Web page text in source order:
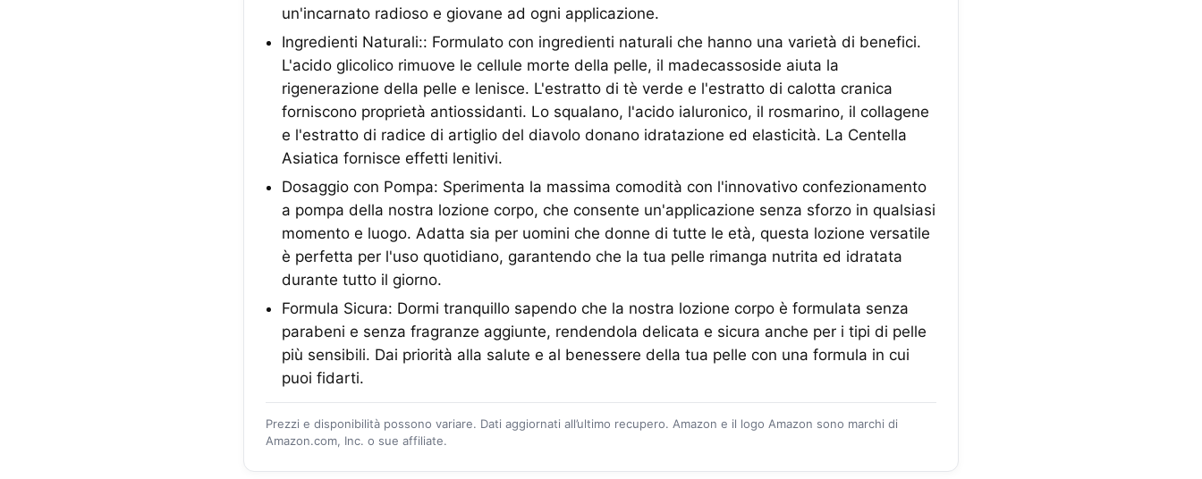
un'incarnato radioso e giovane ad ogni applicazione.
Ingredienti Naturali:: Formulato con ingredienti naturali che hanno una varietà di benefici.
L'acido glicolico rimuove le cellule morte della pelle, il madecassoside aiuta la
rigenerazione della pelle e lenisce. L'estratto di tè verde e l'estratto di calotta cranica
forniscono proprietà antiossidanti. Lo squalano, l'acido ialuronico, il rosmarino, il collagene
e l'estratto di radice di artiglio del diavolo donano idratazione ed elasticità. La Centella
Asiatica fornisce effetti lenitivi.
Dosaggio con Pompa: Sperimenta la massima comodità con l'innovativo confezionamento
a pompa della nostra lozione corpo, che consente un'applicazione senza sforzo in qualsiasi
momento e luogo. Adatta sia per uomini che donne di tutte le età, questa lozione versatile
è perfetta per l'uso quotidiano, garantendo che la tua pelle rimanga nutrita ed idratata
durante tutto il giorno.
Formula Sicura: Dormi tranquillo sapendo che la nostra lozione corpo è formulata senza
parabeni e senza fragranze aggiunte, rendendola delicata e sicura anche per i tipi di pelle
più sensibili. Dai priorità alla salute e al benessere della tua pelle con una formula in cui
puoi fidarti.
Prezzi e disponibilità possono variare. Dati aggiornati all’ultimo recupero. Amazon e il logo Amazon sono marchi di
Amazon.com, Inc. o sue affiliate.